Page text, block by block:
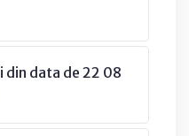
din data de 22 08